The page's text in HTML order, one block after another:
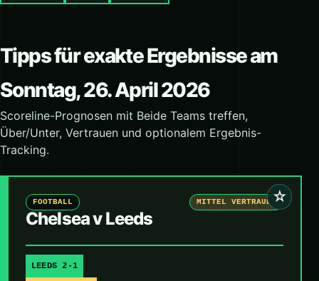
Tipps für exakte Ergebnisse am
Sonntag, 26. April 2026
Scoreline-Prognosen mit Beide Teams treffen,
Über/Unter, Vertrauen und optionalem Ergebnis-
Tracking.
☆
FOOTBALL MITTEL VERTRAUEN
Chelsea v Leeds
LEEDS 2-1